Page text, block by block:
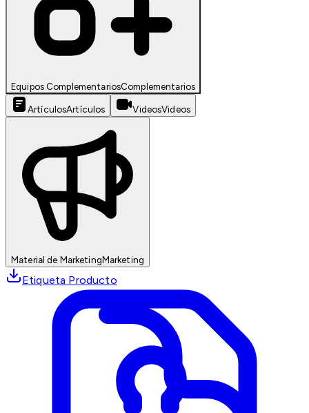
Equipos ComplementariosComplementarios
ArtículosArtículos VideosVideos
Material de MarketingMarketing
Etiqueta Producto